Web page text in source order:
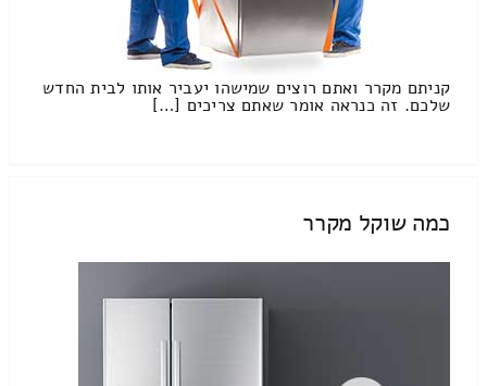
קניתם מקרר ואתם רוצים שמישהו יעביר אותו לבית החדש
שלכם. זה כנראה אומר שאתם צריכים […]
כמה שוקל מקרר